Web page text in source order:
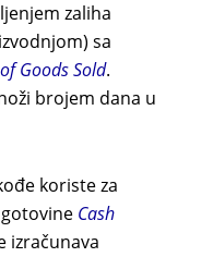
zaliha
sa
Goods Sold.
brojem dana u
koriste za
Cash
izračunava